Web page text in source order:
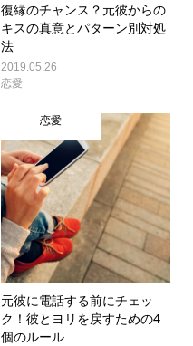
復縁のチャンス？元彼からの
キスの真意とパターン別対処
法
2019.05.26
恋愛
恋愛
元彼に電話する前にチェッ
ク！彼とヨリを戻すための4
個のルール